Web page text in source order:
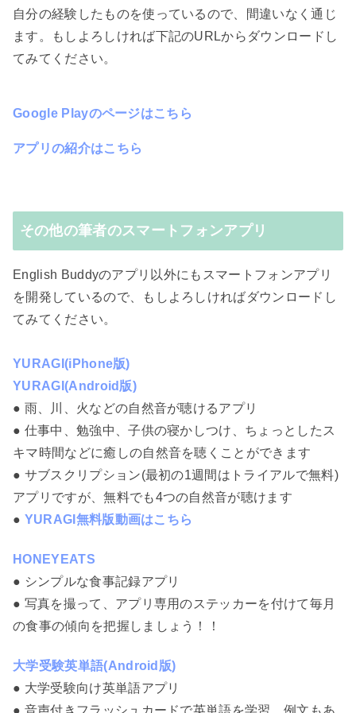
自分の経験したものを使っているので、間違いなく通じ
ます。もしよろしければ下記のURLからダウンロードし
てみてください。
Google Playのページはこちら
アプリの紹介はこちら
その他の筆者のスマートフォンアプリ
English Buddyのアプリ以外にもスマートフォンアプリ
を開発しているので、もしよろしければダウンロードし
てみてください。
YURAGI(iPhone版)
YURAGI(Android版)
● 雨、川、火などの自然音が聴けるアプリ
● 仕事中、勉強中、子供の寝かしつけ、ちょっとしたス
キマ時間などに癒しの自然音を聴くことができます
● サブスクリプション(最初の1週間はトライアルで無料)
アプリですが、無料でも4つの自然音が聴けます
● YURAGI無料版動画はこちら
HONEYEATS
● シンプルな食事記録アプリ
● 写真を撮って、アプリ専用のステッカーを付けて毎月
の食事の傾向を把握しましょう！！
大学受験英単語(Android版)
● 大学受験向け英単語アプリ